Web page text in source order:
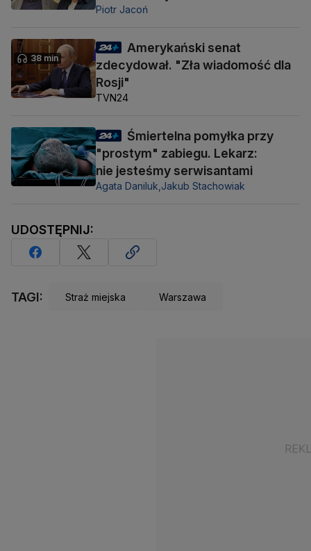
Piotr Jacoń
38 min
Amerykański senat
zdecydował. "Zła wiadomość dla
Rosji"
TVN24
Śmiertelna pomyłka przy
"prostym" zabiegu. Lekarz:
nie jesteśmy serwisantami
Agata Daniluk,Jakub Stachowiak
UDOSTĘPNIJ:
TAGI: Straż miejska Warszawa